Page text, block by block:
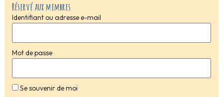
Réservé aux membres
Identifiant ou adresse e-mail
Mot de passe
Se souvenir de moi